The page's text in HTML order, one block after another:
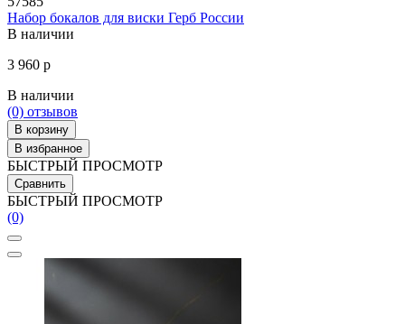
Набор бокалов для виски Герб России
В наличии
3 960 р
В наличии
(0) отзывов
В корзину
В избранное
БЫСТРЫЙ ПРОСМОТР
Сравнить
БЫСТРЫЙ ПРОСМОТР
(0)